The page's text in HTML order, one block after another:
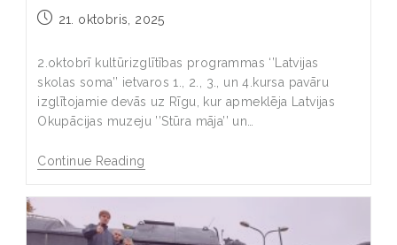
21. oktobris, 2025
2.oktobrī kultūrizglītības programmas ‘’Latvijas
skolas soma’’ ietvaros 1., 2., 3., un 4.kursa pavāru
izglītojamie devās uz Rīgu, kur apmeklēja Latvijas
Okupācijas muzeju ’’Stūra māja’’ un…
Continue Reading